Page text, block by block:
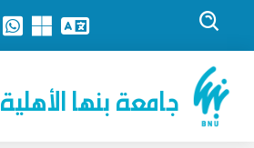
جامعة بنها الأهلية